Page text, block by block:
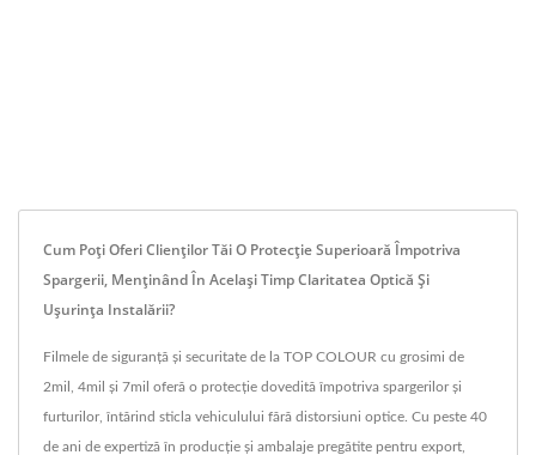
Cum Poți Oferi Clienților Tăi O Protecție Superioară Împotriva
Spargerii, Menținând În Același Timp Claritatea Optică Și
Ușurința Instalării?
Filmele de siguranță și securitate de la TOP COLOUR cu grosimi de
2mil, 4mil și 7mil oferă o protecție dovedită împotriva spargerilor și
furturilor, întărind sticla vehiculului fără distorsiuni optice. Cu peste 40
de ani de expertiză în producție și ambalaje pregătite pentru export,